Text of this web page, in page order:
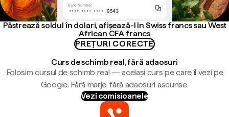
Păstrează soldul în dolari, afișează-l în Swiss francs sau West
African CFA francs
PREȚURI CORECTE
Curs de schimb real, fără adaosuri
Folosim cursul de schimb real — același curs pe care îl vezi pe
Google. Fără marje, fără adaosuri ascunse.
Vezi comisioanele